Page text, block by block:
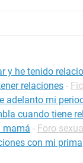
y he tenido
relaciones -
adelanto mi
cuando tiene
mamá - Foro
con mi prima